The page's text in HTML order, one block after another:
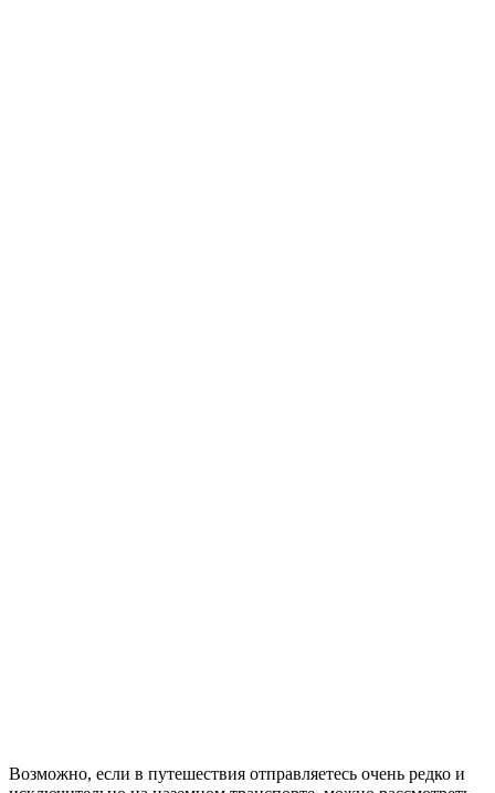
Возможно, если в путешествия отправляетесь очень редко и